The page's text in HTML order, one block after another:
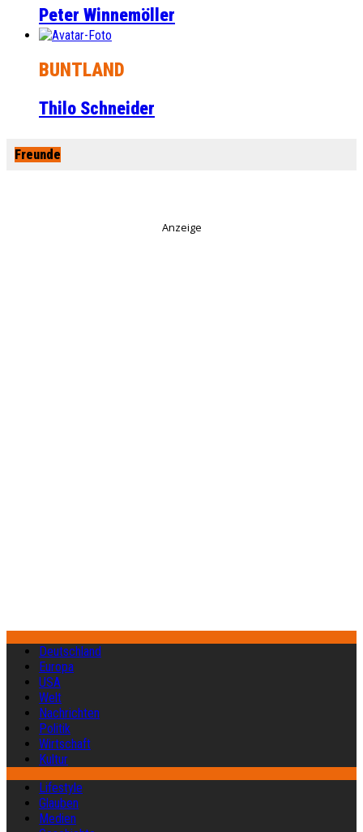
Peter Winnemöller
BUNTLAND
Thilo Schneider
Freunde
Anzeige
Deutschland
Europa
USA
Welt
Nachrichten
Politik
Wirtschaft
Kultur
Lifestyle
Glauben
Medien